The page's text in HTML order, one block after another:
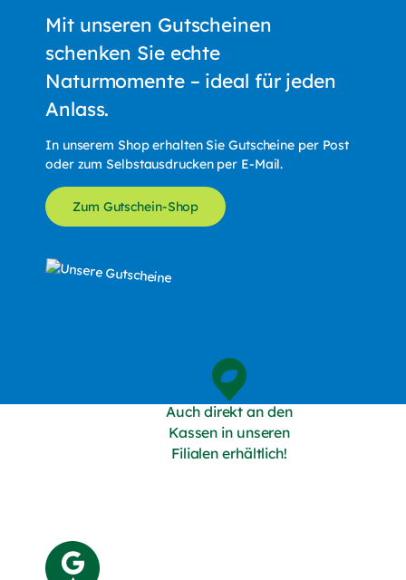
Mit unseren Gutscheinen
schenken Sie echte
Naturmomente – ideal für jeden
Anlass.
In unserem Shop erhalten Sie Gutscheine per Post
oder zum Selbstausdrucken per E-Mail.
Zum Gutschein-Shop
Auch direkt an den
Kassen in unseren
Filialen erhältlich!